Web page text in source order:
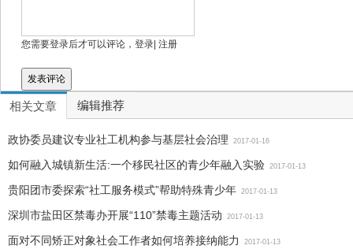
您需要登录后才可以评论， 登录 注册
相关文章 编辑推荐
政协委员建议专业社工机构参与基层社会治理 2017-01-16
如何融入城镇新生活:一个移民社区的青少年融入实验 2017-01-13
贵阳团市委探索“社工服务模式”帮助特殊青少年 2017-01-13
深圳市盐田区禁毒办开展“110”禁毒主题活动 2017-01-13
面对不同矫正对象社会工作者如何培养接纳能力 2017-01-13